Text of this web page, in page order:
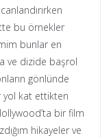
bu örnekler
bunlar en
ve dizide başrol
gönlünde
yol kat ettikten
bir film
hikayeler ve